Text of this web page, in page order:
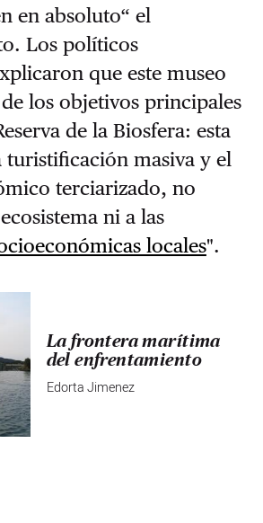
en absoluto“ el
Los políticos
que este museo
los objetivos principales
de la Biosfera: esta
turistificación masiva y el
terciarizado, no
ni a las
locales".
La frontera marítima
del enfrentamiento
Edorta Jimenez